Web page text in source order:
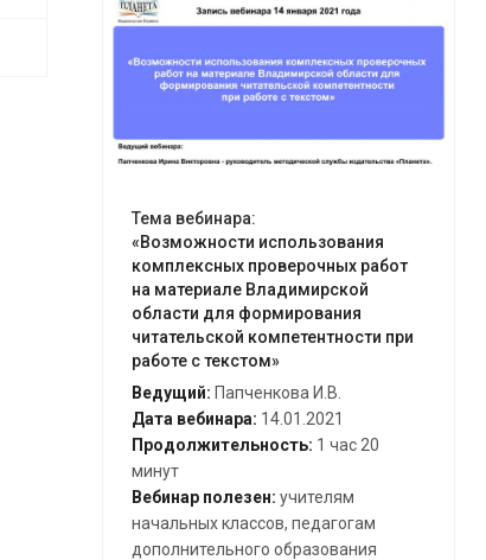
Открыть вебинар
Тема вебинара:
«Возможности использования
комплексных проверочных работ
на материале Владимирской
области для формирования
читательской компетентности при
работе с текстом»
Ведущий: Папченкова И.В.
Дата вебинара: 14.01.2021
Продолжительность: 1 час 20
минут
Вебинар полезен: учителям
начальных классов, педагогам
дополнительного образования